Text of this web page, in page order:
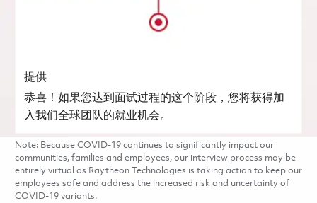
提供
恭喜！如果您达到面试过程的这个阶段，您将获得加
入我们全球团队的就业机会。
Note: Because COVID-19 continues to significantly impact our
communities, families and employees, our interview process may be
entirely virtual as Raytheon Technologies is taking action to keep our
employees safe and address the increased risk and uncertainty of
COVID-19 variants.